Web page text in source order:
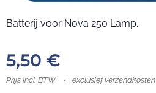
Batterij voor Nova 250 Lamp.
5,50 €
Prijs Incl. BTW exclusief verzendkosten